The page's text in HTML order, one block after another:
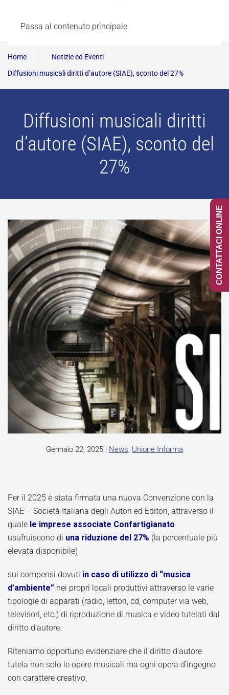
Passa al contenuto principale
Home
Notizie ed Eventi
Diffusioni musicali diritti d’autore (SIAE), sconto del 27%
Diffusioni musicali diritti
d’autore (SIAE), sconto del
27%
Gennaio 22, 2025 | News, Unione Informa
Per il 2025 è stata firmata una nuova Convenzione con la
SIAE – Società Italiana degli Autori ed Editori, attraverso il
quale le imprese associate Confartigianato
usufruiscono di una riduzione del 27% (la percentuale più
elevata disponibile)
sui compensi dovuti in caso di utilizzo di “musica
d’ambiente” nei propri locali produttivi attraverso le varie
tipologie di apparati (radio, lettori, cd, computer via web,
televisori, etc.) di riproduzione di musica e video tutelati dal
diritto d’autore.
Riteniamo opportuno evidenziare che il diritto d’autore
tutela non solo le opere musicali ma ogni opera d’ingegno
con carattere creativo,
CONTATTACI ONLINE